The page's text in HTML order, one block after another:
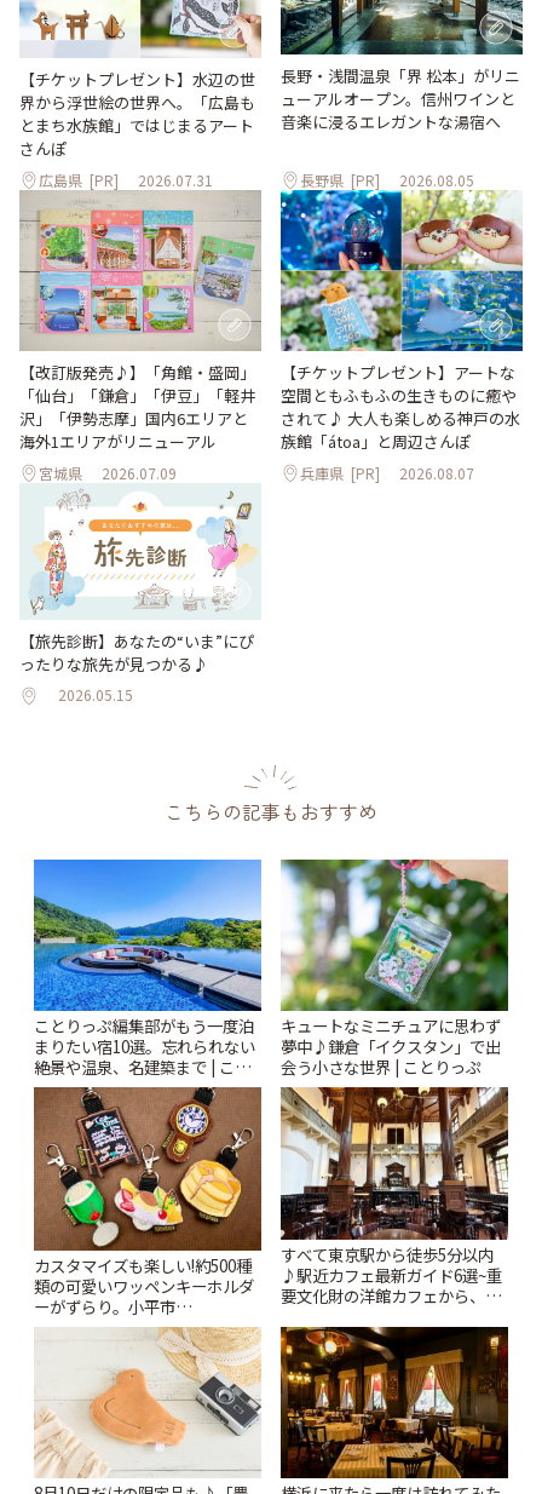
【チケットプレゼント】水辺の世
界から浮世絵の世界へ。「広島も
とまち水族館」ではじまるアート
さんぽ
広島県 [PR] 2026.07.31
長野・浅間温泉「界 松本」がリニ
ューアルオープン。信州ワインと
音楽に浸るエレガントな湯宿へ
長野県 [PR] 2026.08.05
【改訂版発売♪】「角館・盛岡」
「仙台」「鎌倉」「伊豆」「軽井
沢」「伊勢志摩」国内6エリアと
海外1エリアがリニューアル
宮城県 2026.07.09
【チケットプレゼント】アートな
空間ともふもふの生きものに癒や
されて♪ 大人も楽しめる神戸の水
族館「átoa」と周辺さんぽ
兵庫県 [PR] 2026.08.07
【旅先診断】あなたの“いま”にぴ
ったりな旅先が見つかる♪
2026.05.15
こちらの記事もおすすめ
ことりっぷ編集部がもう一度泊
まりたい宿10選。忘れられない
絶景や温泉、名建築まで | こと
りっぷ
キュートなミニチュアに思わず
夢中♪鎌倉「イクスタン」で出
会う小さな世界 | ことりっぷ
カスタマイズも楽しい!約500種
類の可愛いワッペンキーホルダ
ーがずらり。小平市
「Kimamaya T&K」 | ことりっ
すべて東京駅から徒歩5分以内
♪駅近カフェ最新ガイド6選~重
要文化財の洋館カフェから、改
りっぷ